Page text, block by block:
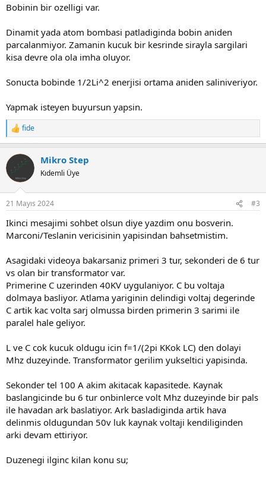
Bobinin bir ozelligi var.
Dinamit yada atom bombasi patladiginda bobin aniden
parcalanmiyor. Zamanin kucuk bir kesrinde sirayla sargilari
kisa devre ola ola imha oluyor.
Sonucta bobinde 1/2Li^2 enerjisi ortama aniden saliniveriyor.
Yapmak isteyen buyursun yapsin.
R
e
c
t
i
s
fide
Mikro Step
Kıdemli Üye
21 Mayıs 2024 #3
Ikinci mesajimi sohbet olsun diye yazdim onu bosverin.
Marconi/Teslanin vericisinin yapisindan bahsetmistim.
Asagidaki videoya bakarsaniz primeri 3 tur, sekonderi de 6 tur
vs olan bir transformator var.
Primerine C uzerinden 40KV uygulaniyor. C bu voltaja
dolmaya basliyor. Atlama yariginin delindigi voltaj degerinde
C artik kac volta sarj olmussa birden primerin 3 sarimi ile
paralel hale geliyor.
L ve C cok kucuk oldugu icin f=1/(2pi KKok LC) den dolayi
Mhz duzeyinde. Transformator gerilim yukseltici yapisinda.
Sekonder tel 100 A akim akitacak kapasitede. Kaynak
baslangicinde bu 6 tur onbinlerce volt Mhz duzeyinde bir pals
ile havadan ark baslatiyor. Ark basladiginda artik hava
delinmis oldugundan 50v luk kaynak voltaji kendiliginden
arki devam ettiriyor.
Duzenegi ilginc kilan konu su;